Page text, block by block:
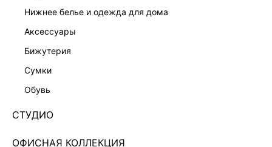
нижнее белье и одежда для дома
аксессуары
бижутерия
сумки
обувь
СТУДИО
ОФИСНАЯ КОЛЛЕКЦИЯ
ЭКСКЛЮЗИВНО ОНЛАЙН
ВОДОЛАЗКА СО СЪЕМНЫМ ВОРОТНИКОМ
5451107325-22
Нет в наличии